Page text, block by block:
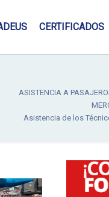
CERTIFICADOS
ASISTENCIA A
Asistencia de los